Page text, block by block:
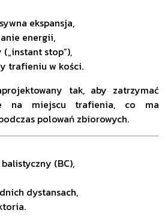
ekspansja,
energii,
stop”),
trafieniu w kości.
tak, aby zatrzymać
na miejscu trafienia, co ma
polowań zbiorowych.
(BC),
dystansach,